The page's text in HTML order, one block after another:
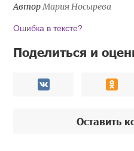
Автор Мария Носырева
Ошибка в тексте?
Поделиться и
Оставить